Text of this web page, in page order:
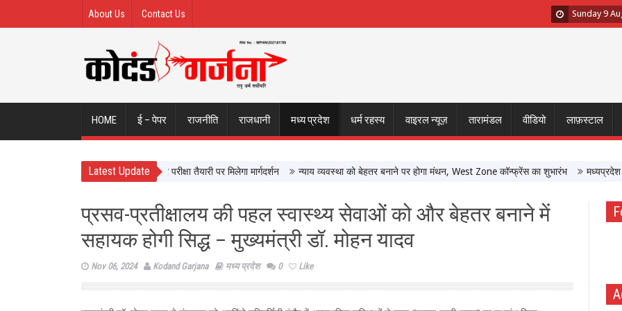
About Us Contact Us Sunday 9
HOME ई – पेपर राजनीति राजधानी मध्य प्रदेश धर्म रहस्य वाइरल न्यूज़ तारामंडल वीडियो लाफ़स्टाल
Latest Update
सीधे सीखेंगे यूपी के छात्र, करियर और परीक्षा तैयारी पर मिलेगा मार्गदर्शन न्याय व्यवस्था को बेहतर बनाने पर होगा मंथन, West Zone कॉन्फ्रेंस का शुभारंभ मध्यप्रदेश में
प्रसव-प्रतीक्षालय की पहल स्वास्थ्य सेवाओं को और बेहतर बनाने में
सहायक होगी सिद्ध – मुख्यमंत्री डॉ. मोहन यादव
Nov 06, 2024 Kodand Garjana मध्य प्रदेश 0 Like